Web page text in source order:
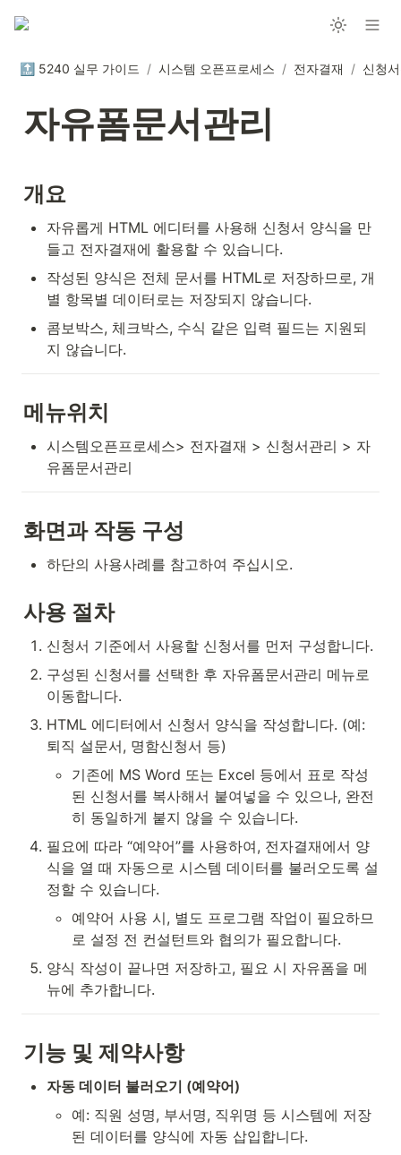
🔝 5240 실무 가이드 / 시스템 오픈프로세스 / 전자결재 / 신청
자유폼문서관리
개요
자유롭게 HTML 에디터를 사용해 신청서 양식을 만
들고 전자결재에 활용할 수 있습니다.
작성된 양식은 전체 문서를 HTML로 저장하므로, 개
별 항목별 데이터로는 저장되지 않습니다.
콤보박스, 체크박스, 수식 같은 입력 필드는 지원되
지 않습니다.
메뉴위치
시스템오픈프로세스> 전자결재 > 신청서관리 > 자
유폼문서관리
화면과 작동 구성
하단의 사용사례를 참고하여 주십시오.
사용 절차
신청서 기준에서 사용할 신청서를 먼저 구성합니다.
구성된 신청서를 선택한 후 자유폼문서관리 메뉴로
이동합니다.
HTML 에디터에서 신청서 양식을 작성합니다. (예:
퇴직 설문서, 명함신청서 등)
기존에 MS Word 또는 Excel 등에서 표로 작성
된 신청서를 복사해서 붙여넣을 수 있으나, 완전
히 동일하게 붙지 않을 수 있습니다.
필요에 따라 “예약어”를 사용하여, 전자결재에서 양
식을 열 때 자동으로 시스템 데이터를 불러오도록 설
정할 수 있습니다.
예약어 사용 시, 별도 프로그램 작업이 필요하므
로 설정 전 컨설턴트와 협의가 필요합니다.
양식 작성이 끝나면 저장하고, 필요 시 자유폼을 메
뉴에 추가합니다.
기능 및 제약사항
자동 데이터 불러오기 (예약어)
예: 직원 성명, 부서명, 직위명 등 시스템에 저장
된 데이터를 양식에 자동 삽입합니다.